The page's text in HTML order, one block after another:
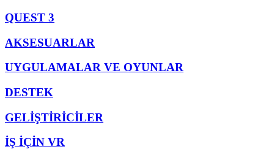
QUEST 3
AKSESUARLAR
UYGULAMALAR VE OYUNLAR
DESTEK
GELİŞTİRİCİLER
İŞ İÇİN VR